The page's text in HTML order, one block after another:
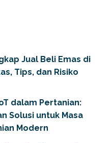
Jual Beli Emas di
Tips, dan Risiko
dalam Pertanian:
Solusi untuk Masa
Modern